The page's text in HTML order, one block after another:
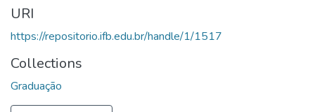
URI
https://repositorio.ifb.edu.br/handle/1/1517
Collections
Graduação